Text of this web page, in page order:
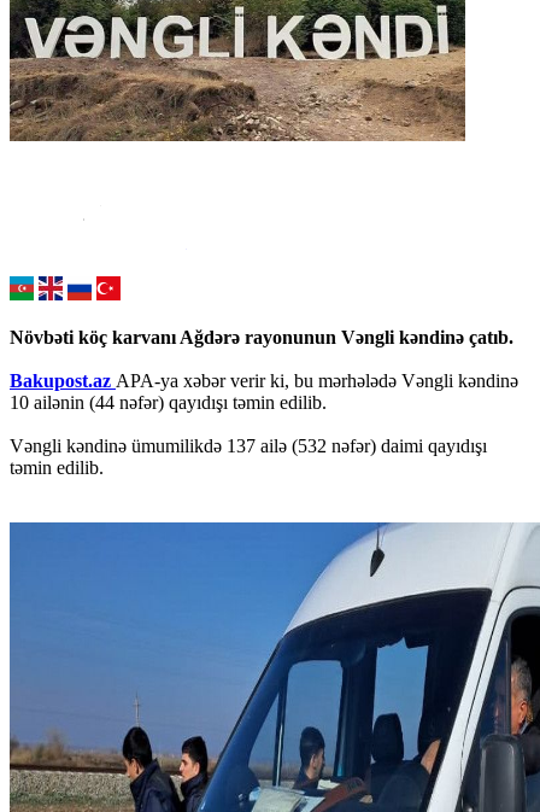
Növbəti köç karvanı Ağdərə rayonunun Vəngli kəndinə çatıb.
Bakupost.az APA-ya xəbər verir ki, bu mərhələdə Vəngli kəndinə
10 ailənin (44 nəfər) qayıdışı təmin edilib.
Vəngli kəndinə ümumilikdə 137 ailə (532 nəfər) daimi qayıdışı
təmin edilib.